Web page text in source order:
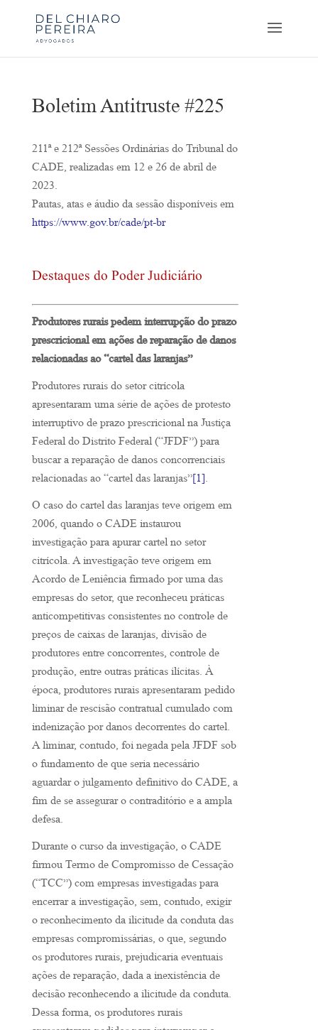
Boletim Antitruste #225
211ª e 212ª Sessões Ordinárias do Tribunal do
CADE, realizadas em 12 e 26 de abril de
2023.
Pautas, atas e áudio da sessão disponíveis em
https://www.gov.br/cade/pt-br
Destaques do Poder Judiciário
Produtores rurais pedem interrupção do prazo
prescricional em ações de reparação de danos
relacionadas ao “cartel das laranjas”
Produtores rurais do setor citrícola
apresentaram uma série de ações de protesto
interruptivo de prazo prescricional na Justiça
Federal do Distrito Federal (“JFDF”) para
buscar a reparação de danos concorrenciais
relacionadas ao “cartel das laranjas”[1].
O caso do cartel das laranjas teve origem em
2006, quando o CADE instaurou
investigação para apurar cartel no setor
citrícola. A investigação teve origem em
Acordo de Leniência firmado por uma das
empresas do setor, que reconheceu práticas
anticompetitivas consistentes no controle de
preços de caixas de laranjas, divisão de
produtores entre concorrentes, controle de
produção, entre outras práticas ilícitas. À
época, produtores rurais apresentaram pedido
liminar de rescisão contratual cumulado com
indenização por danos decorrentes do cartel.
A liminar, contudo, foi negada pela JFDF sob
o fundamento de que seria necessário
aguardar o julgamento definitivo do CADE, a
fim de se assegurar o contraditório e a ampla
defesa.
Durante o curso da investigação, o CADE
firmou Termo de Compromisso de Cessação
(“TCC”) com empresas investigadas para
encerrar a investigação, sem, contudo, exigir
o reconhecimento da ilicitude da conduta das
empresas compromissárias, o que, segundo
os produtores rurais, prejudicaria eventuais
ações de reparação, dada a inexistência de
decisão reconhecendo a ilicitude da conduta.
Dessa forma, os produtores rurais